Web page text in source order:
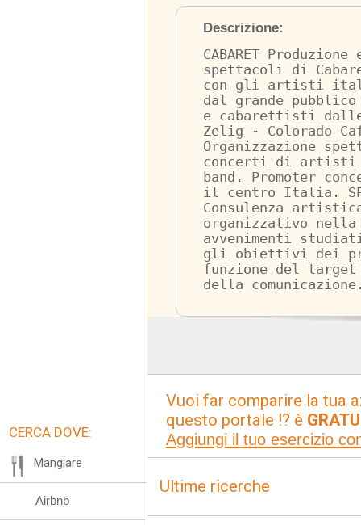
Descrizione:
CABARET
spettacoli di
con gli artisti
dal grande
e cabarettisti
Zelig - Colorado
Organizzazione
concerti di
band. Promoter
il centro Italia.
Consulenza
organizzativo
avvenimenti
gli obiettivi dei
funzione del
della
Vuoi far comparire la tua
questo portale !? è
Aggiungi il tuo esercizio
Ultime ricerche
CERCA DOVE:
Mangiare
Airbnb